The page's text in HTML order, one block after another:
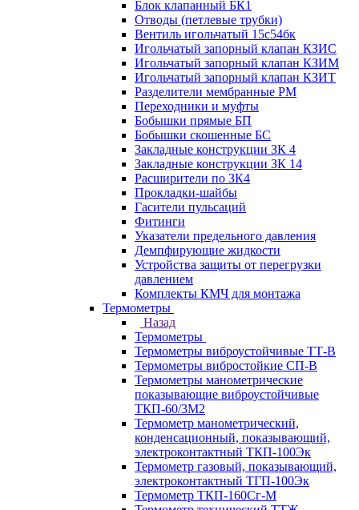
Блок клапанный БК1
Отводы (петлевые трубки)
Вентиль игольчатый 15с54бк
Игольчатый запорный клапан КЗИС
Игольчатый запорный клапан КЗИМ
Игольчатый запорный клапан КЗИТ
Разделители мембранные РМ
Переходники и муфты
Бобышки прямые БП
Бобышки скошенные БС
Закладные конструкции ЗК 4
Закладные конструкции ЗК 14
Расширители по ЗК4
Прокладки-шайбы
Гасители пульсаций
Фитинги
Указатели предельного давления
Демпфирующие жидкости
Устройства защиты от перегрузки
давлением
Комплекты КМЧ для монтажа
Термометры
Назад
Термометры
Термометры виброустойчивые ТТ-В
Термометры вибростойкие СП-В
Термометры манометрические
показывающие виброустойчивые
ТКП-60/3М2
Термометр манометрический,
конденсационный, показывающий,
электроконтактный ТКП-100Эк
Термометр газовый, показывающий,
электроконтактный ТГП-100Эк
Термометр ТКП-160Сг-М